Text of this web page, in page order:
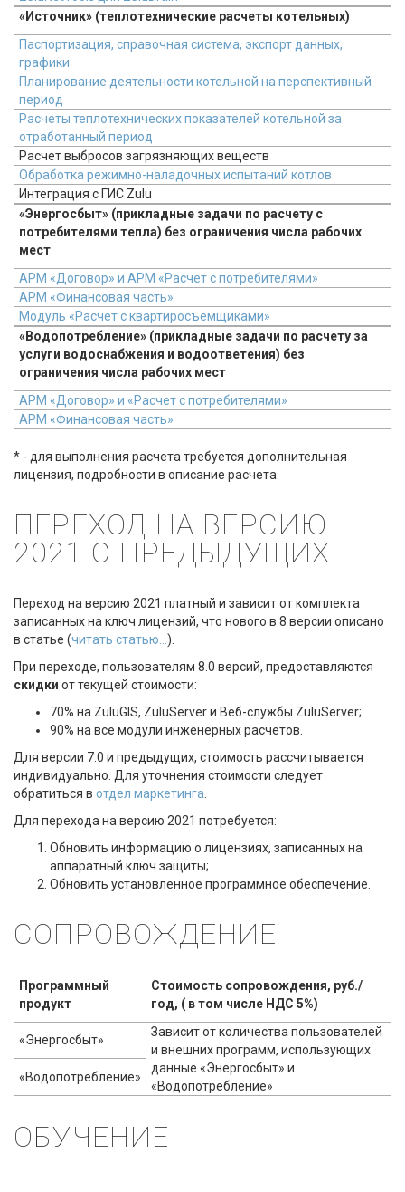
«Источник» (теплотехнические расчеты котельных)
Паспортизация, справочная система, экспорт данных,
графики
Планирование деятельности котельной на перспективный
период
Расчеты теплотехнических показателей котельной за
отработанный период
Расчет выбросов загрязняющих веществ
Обработка режимно-наладочных испытаний котлов
Интеграция с ГИС Zulu
«Энергосбыт» (прикладные задачи по расчету с
потребителями тепла) без ограничения числа рабочих
мест
АРМ «Договор» и АРМ «Расчет с потребителями»
АРМ «Финансовая часть»
Модуль «Расчет с квартиросъемщиками»
«Водопотребление» (прикладные задачи по расчету за
услуги водоснабжения и водоответения) без
ограничения числа рабочих мест
АРМ «Договор» и «Расчет с потребителями»
АРМ «Финансовая часть»
* - для выполнения расчета требуется дополнительная
лицензия, подробности в описание расчета.
ПЕРЕХОД НА ВЕРСИЮ
2021 С ПРЕДЫДУЩИХ
Переход на версию 2021 платный и зависит от комплекта
записанных на ключ лицензий, что нового в 8 версии описано
в статье (читать статью... ).
При переходе, пользователям 8.0 версий, предоставляются
скидки от текущей стоимости:
70% на ZuluGIS, ZuluServer и Веб-службы ZuluServer;
90% на все модули инженерных расчетов.
Для версии 7.0 и предыдущих, стоимость рассчитывается
индивидуально. Для уточнения стоимости следует
обратиться в отдел маркетинга
Для перехода на версию 2021 потребуется:
Обновить информацию о лицензиях, записанных на
аппаратный ключ защиты;
Обновить установленное программное обеспечение.
СОПРОВОЖДЕНИЕ
Программный
продукт
Стоимость сопровождения, руб./
год, ( в том числе НДС 5%)
«Энергосбыт»
Зависит от количества пользователей
и внешних программ, использующих
данные «Энергосбыт» и
«Водопотребление»
«Водопотребление»
ОБУЧЕНИЕ